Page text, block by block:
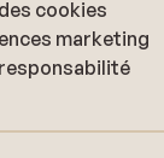
cookies
marketing